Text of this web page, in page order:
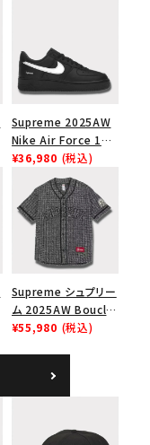
Supreme 2025AW
Nike Air Force 1
Low シュプリーム ナ
イキエアフォース１ス
ニーカー シューズ ブ
ラック
¥36,980 (税込)
Supreme シュプリー
ム 2025AW Boucle
Baseball Jersey ブ
¥55,980 (税込)